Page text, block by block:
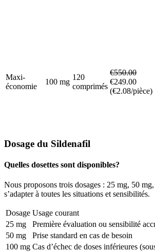
Maxi-
économie
100 mg
120
comprimés
€550.00
€249.00
(€2.08/pièce)
Dosage du Sildenafil
Quelles dosettes sont disponibles?
Nous proposons trois dosages : 25 mg, 50
s’adapter à toutes les situations et sensibilités.
Dosage Usage courant
25 mg
Première évaluation ou sensibilité
50 mg
Prise standard en cas de besoin
100 mg Cas d’échec de doses inférieures